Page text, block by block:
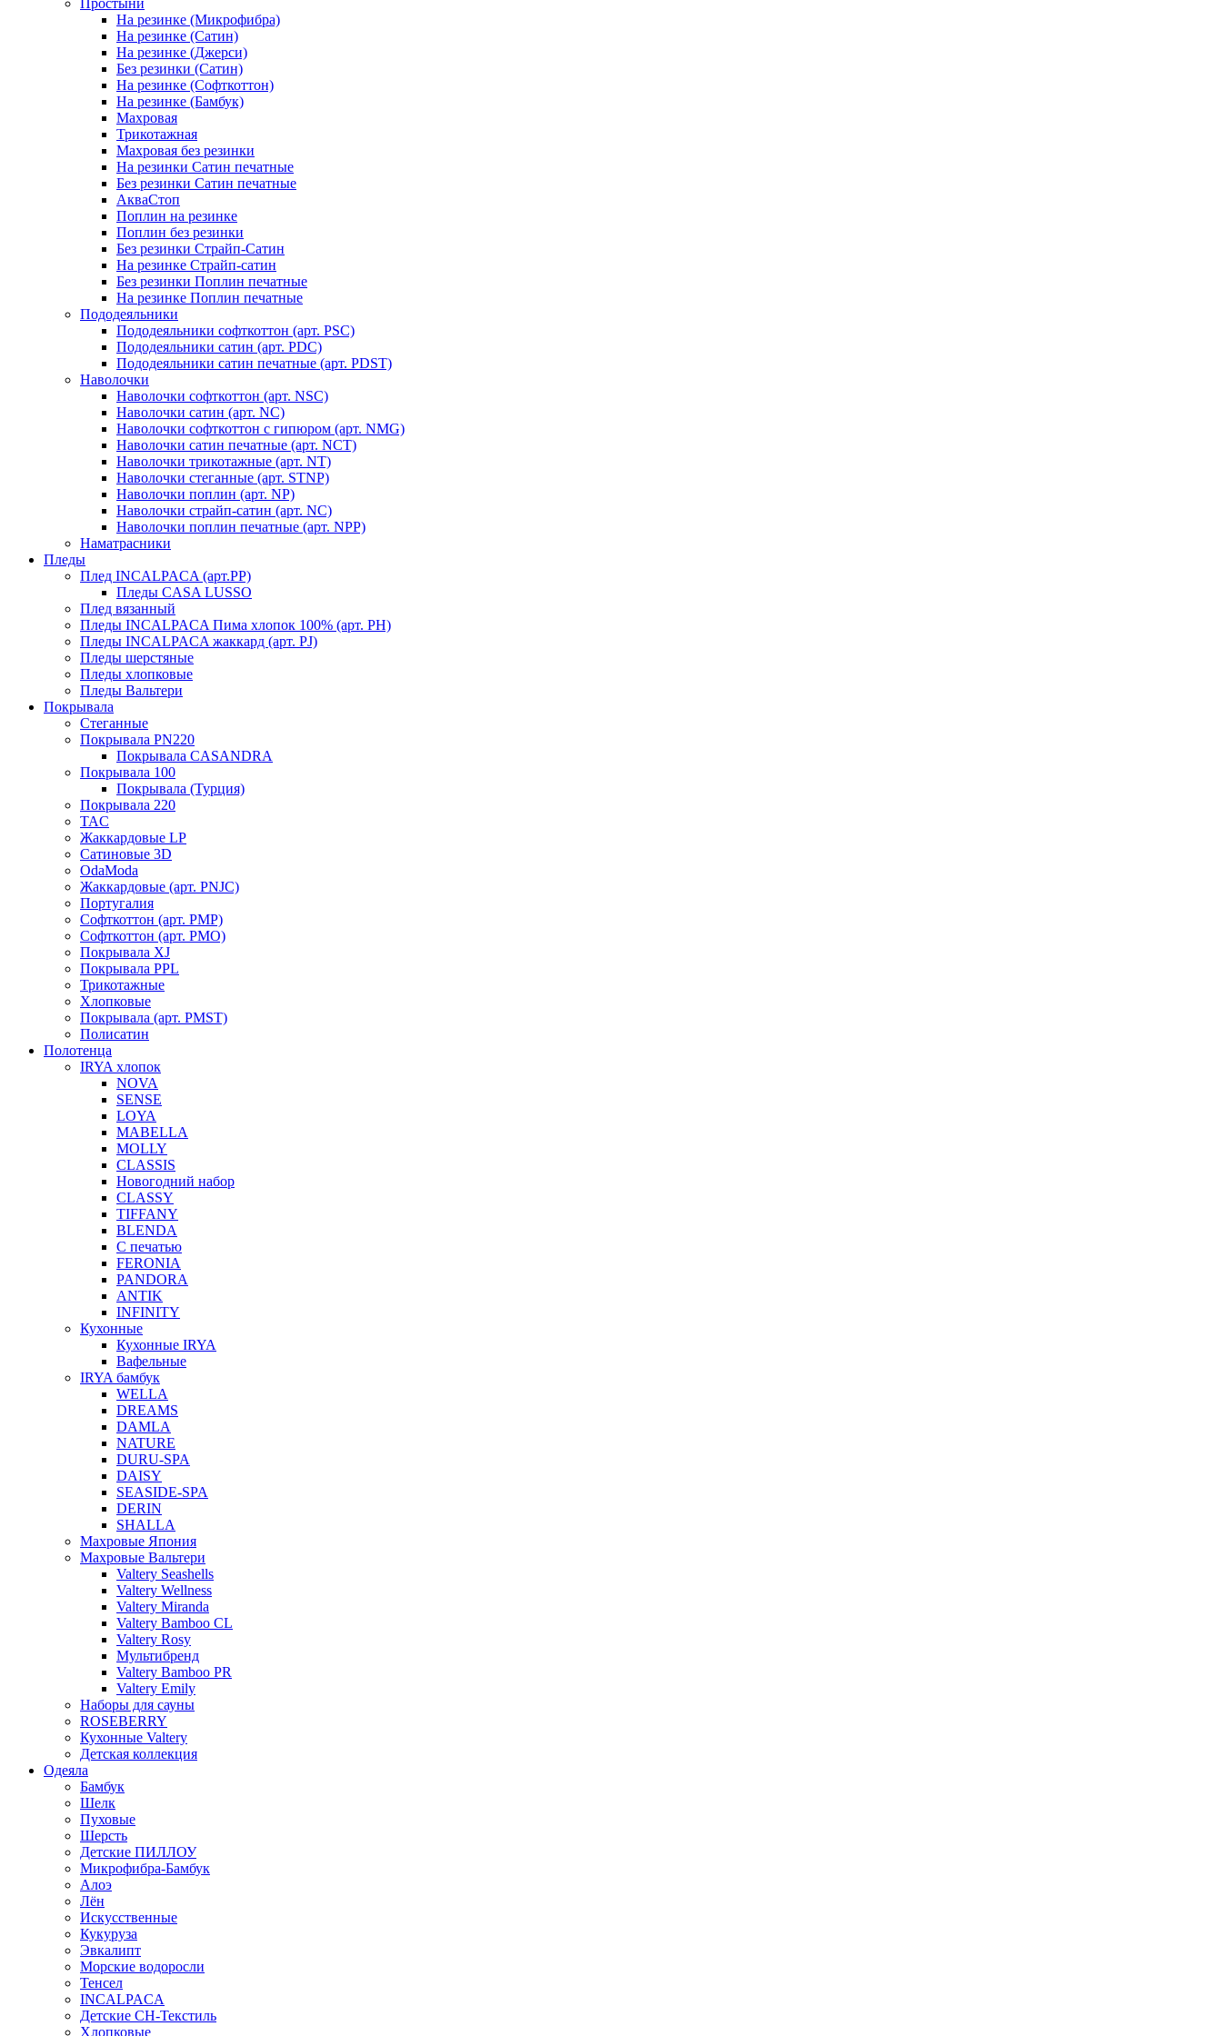
Простыни
На резинке (Микрофибра)
На резинке (Сатин)
На резинке (Джерси)
Без резинки (Сатин)
На резинке (Софткоттон)
На резинке (Бамбук)
Махровая
Трикотажная
Махровая без резинки
На резинки Сатин печатные
Без резинки Сатин печатные
АкваСтоп
Поплин на резинке
Поплин без резинки
Без резинки Страйп-Сатин
На резинке Страйп-сатин
Без резинки Поплин печатные
На резинке Поплин печатные
Пододеяльники
Пододеяльники софткоттон (арт. PSC)
Пододеяльники сатин (арт. PDC)
Пододеяльники сатин печатные (арт. PDST)
Наволочки
Наволочки софткоттон (арт. NSC)
Наволочки сатин (арт. NC)
Наволочки софткоттон с гипюром (арт. NMG)
Наволочки сатин печатные (арт. NCT)
Наволочки трикотажные (арт. NT)
Наволочки стеганные (арт. STNP)
Наволочки поплин (арт. NP)
Наволочки страйп-сатин (арт. NC)
Наволочки поплин печатные (арт. NPP)
Наматрасники
Пледы
Плед INCALPACA (арт.PP)
Пледы CASA LUSSO
Плед вязанный
Пледы INCALPACA Пима хлопок 100% (арт. PH)
Пледы INCALPACA жаккард (арт. PJ)
Пледы шерстяные
Пледы хлопковые
Пледы Вальтери
Покрывала
Стеганные
Покрывала PN220
Покрывала CASANDRA
Покрывала 100
Покрывала (Турция)
Покрывала 220
TAC
Жаккардовые LP
Сатиновые 3D
OdaModa
Жаккардовые (арт. PNJC)
Португалия
Софткоттон (арт. PMP)
Софткоттон (арт. PMO)
Покрывала XJ
Покрывала PPL
Трикотажные
Хлопковые
Покрывала (арт. PMST)
Полисатин
Полотенца
IRYA хлопок
NOVA
SENSE
LOYA
MABELLA
MOLLY
CLASSIS
Новогодний набор
CLASSY
TIFFANY
BLENDA
С печатью
FERONIA
PANDORA
ANTIK
INFINITY
Кухонные
Кухонные IRYA
Вафельные
IRYA бамбук
WELLA
DREAMS
DAMLA
NATURE
DURU-SPA
DAISY
SEASIDE-SPA
DERIN
SHALLA
Махровые Япония
Махровые Вальтери
Valtery Seashells
Valtery Wellness
Valtery Miranda
Valtery Bamboo CL
Valtery Rosy
Мультибренд
Valtery Bamboo PR
Valtery Emily
Наборы для сауны
ROSEBERRY
Кухонные Valtery
Детская коллекция
Одеяла
Бамбук
Шелк
Пуховые
Шерсть
Детские ПИЛЛОУ
Микрофибра-Бамбук
Алоэ
Лён
Искусственные
Кукуруза
Эвкалипт
Морские водоросли
Тенсел
INCALPACA
Детские СН-Текстиль
Хлопковые